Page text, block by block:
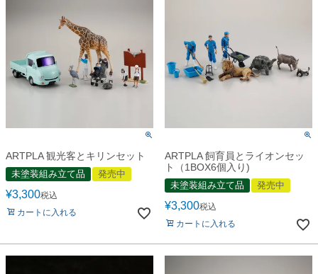
ARTPLA 観光客とキリンセット
未塗装組み立て品 発売中
¥3,300税込
カートに入れる
ARTPLA 飼育員とライオンセッ
ト（1BOX6個入り)
未塗装組み立て品 発売中
¥3,300税込
カートに入れる